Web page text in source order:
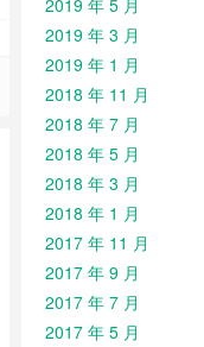
2019 年 5 月
2019 年 3 月
2019 年 1 月
2018 年 11 月
2018 年 7 月
2018 年 5 月
2018 年 3 月
2018 年 1 月
2017 年 11 月
2017 年 9 月
2017 年 7 月
2017 年 5 月